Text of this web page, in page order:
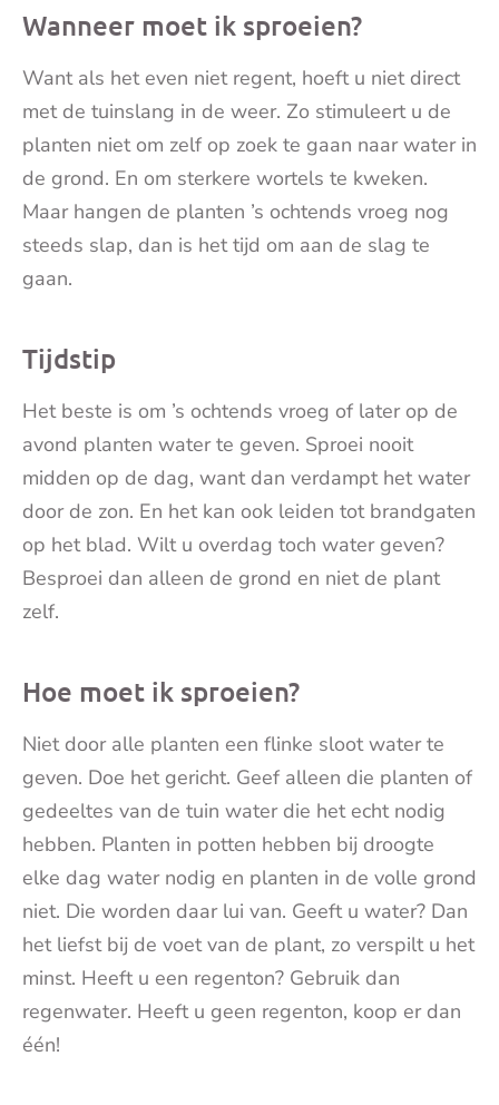
Wanneer moet ik sproeien?
Want als het even niet regent, hoeft u niet direct
met de tuinslang in de weer. Zo stimuleert u de
planten niet om zelf op zoek te gaan naar water in
de grond. En om sterkere wortels te kweken.
Maar hangen de planten ’s ochtends vroeg nog
steeds slap, dan is het tijd om aan de slag te
gaan.
Tijdstip
Het beste is om ’s ochtends vroeg of later op de
avond planten water te geven. Sproei nooit
midden op de dag, want dan verdampt het water
door de zon. En het kan ook leiden tot brandgaten
op het blad. Wilt u overdag toch water geven?
Besproei dan alleen de grond en niet de plant
zelf.
Hoe moet ik sproeien?
Niet door alle planten een flinke sloot water te
geven. Doe het gericht. Geef alleen die planten of
gedeeltes van de tuin water die het echt nodig
hebben. Planten in potten hebben bij droogte
elke dag water nodig en planten in de volle grond
niet. Die worden daar lui van. Geeft u water? Dan
het liefst bij de voet van de plant, zo verspilt u het
minst. Heeft u een regenton? Gebruik dan
regenwater. Heeft u geen regenton, koop er dan
één!